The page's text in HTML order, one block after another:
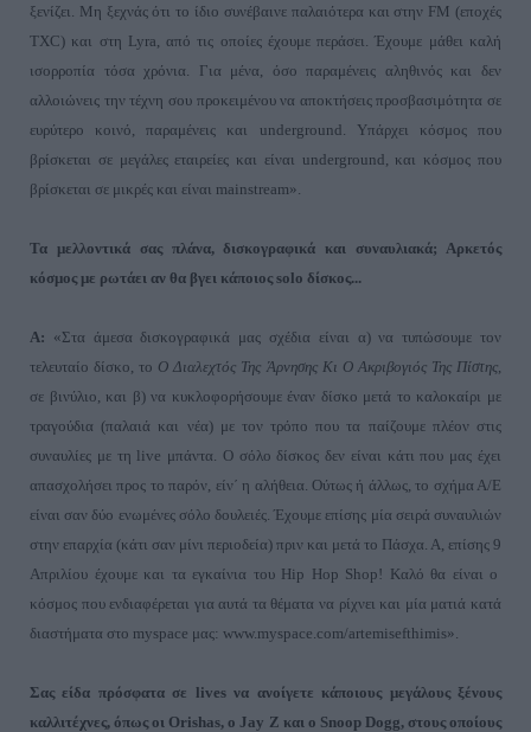
ξενίζει. Μη ξεχνάς ότι το ίδιο συνέβαινε παλαιότερα και στην FM (εποχές
TXC) και στη Lyra , από τις οποίες έχουμε περάσει. Έχουμε μάθει καλή
ισορροπία τόσα χρόνια. Για μένα, όσο παραμένεις αληθινός και δεν
αλλοιώνεις την τέχνη σου προκειμένου να αποκτήσεις προσβασιμότητα σε
ευρύτερο κοινό, παραμένεις και underground . Υπάρχει κόσμος που
βρίσκεται σε μεγάλες εταιρείες και είναι underground , και κόσμος που
βρίσκεται σε μικρές και είναι mainstream».
Τα μελλοντικά σας πλάνα, δισκογραφικά και συναυλιακά; Αρκετός
κόσμος με ρωτάει αν θα βγει κάποιος solo δίσκος...
Α: «Στα άμεσα δισκογραφικά μας σχέδια είναι α) να τυπώσουμε τον
τελευταίο δίσκο, το Ο Διαλεχτός Της Άρνησης Κι Ο Ακριβογιός Της Πίστης
σε βινύλιο, και β) να κυκλοφορήσουμε έναν δίσκο μετά το καλοκαίρι με
τραγούδια (παλαιά και νέα) με τον τρόπο που τα παίζουμε πλέον στις
συναυλίες με τη live μπάντα. Ο σόλο δίσκος δεν είναι κάτι που μας έχει
απασχολήσει προς το παρόν, είν΄ η αλήθεια. Ούτως ή άλλως, το σχήμα Α/Ε
είναι σαν δύο ενωμένες σόλο δουλειές. Έχουμε επίσης μία σειρά συναυλιών
στην επαρχία (κάτι σαν μίνι περιοδεία) πριν και μετά το Πάσχα. Α, επίσης 9
Απριλίου έχουμε και τα εγκαίνια του Ηip Ηop Shop! Καλό θα είναι ο
κόσμος που ενδιαφέρεται για αυτά τα θέματα να ρίχνει και μία ματιά κατά
διαστήματα στο myspace μας: www. myspace com/artemisefthimis».
Σας είδα πρόσφατα σε livesνα ανοίγετε κάποιους μεγάλους ξένους
καλλιτέχνες, όπως οι Orishas, ο Jay Z και ο Snoop Dogg, στους οποίους